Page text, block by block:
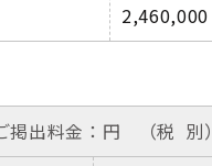
2,460,000
掲出料金：円 （税 別）